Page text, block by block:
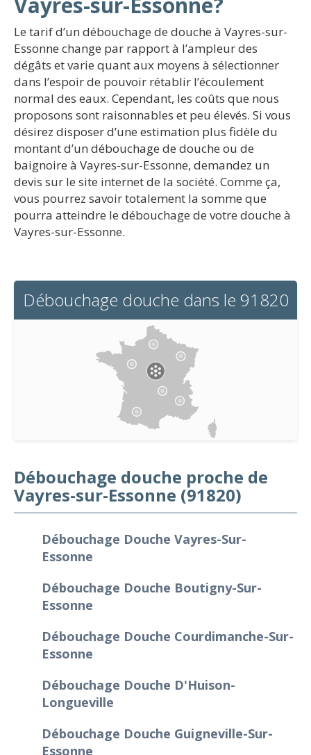
Le tarif d’un débouchage de douche à Vayres-sur-
Essonne change par rapport à l’ampleur des
dégâts et varie quant aux moyens à sélectionner
dans l’espoir de pouvoir rétablir l’écoulement
normal des eaux. Cependant, les coûts que nous
proposons sont raisonnables et peu élevés. Si vous
désirez disposer d’une estimation plus fidèle du
montant d’un débouchage de douche ou de
baignoire à Vayres-sur-Essonne, demandez un
devis sur le site internet de la société. Comme ça,
vous pourrez savoir totalement la somme que
pourra atteindre le débouchage de votre douche à
Vayres-sur-Essonne.
Débouchage douche dans le 91820
Débouchage douche proche de
Vayres-sur-Essonne (91820)
Débouchage Douche Vayres-Sur-
Essonne
Débouchage Douche Boutigny-Sur-
Essonne
Débouchage Douche Courdimanche-Sur-
Essonne
Débouchage Douche D'Huison-
Longueville
Débouchage Douche Guigneville-Sur-
Essonne